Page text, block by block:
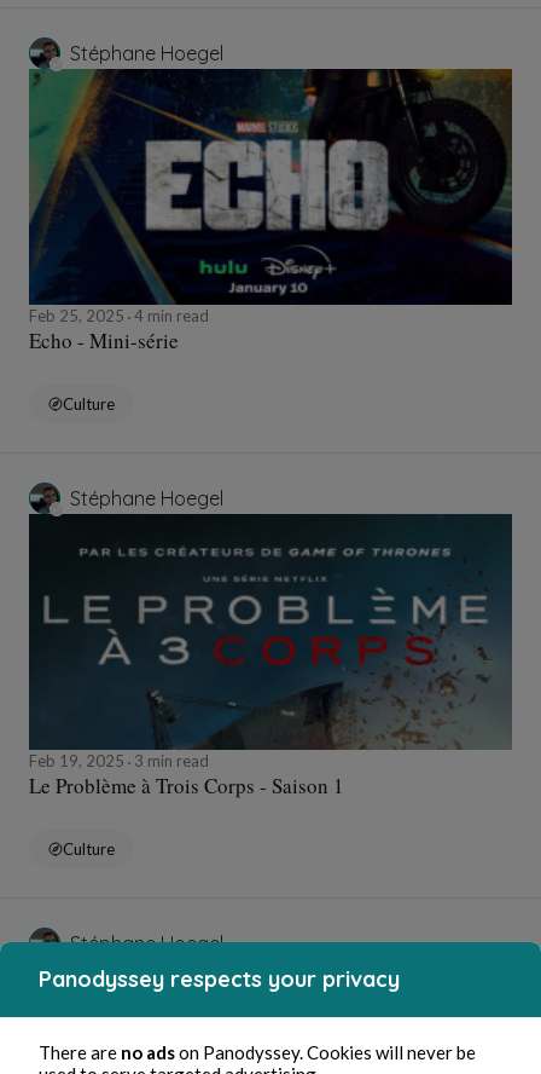
Stéphane Hoegel
Feb 25, 2025 4 min read
Echo - Mini-série
Culture
Stéphane Hoegel
Feb 19, 2025 3 min read
Le Problème à Trois Corps - Saison 1
Culture
Stéphane Hoegel
Panodyssey respects your privacy
There are no adson Panodyssey. Cookies will never be